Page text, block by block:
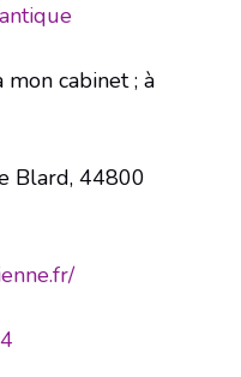
mon cabinet ; à
Blard, 44800